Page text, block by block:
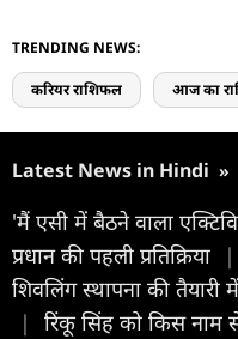
TRENDING NEWS:
करियर राशिफल आज का
Latest News in Hindi »
'मैं एसी में बैठने वाला
प्रधान की पहली प्रतिक्रिया
|
शिवलिंग स्थापना की
|
रिंकू सिंह को किस नाम